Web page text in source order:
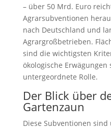
– über 50 Mrd. Euro
Agrarsubventionen
nach Deutschland und
Agrargroßbetrieben.
sind die wichtigsten
ökologische
untergeordnete Rolle.
Der Blick über
Gartenzaun
Diese Subventionen